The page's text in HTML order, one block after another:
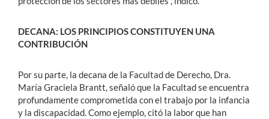
DECANA: LOS PRINCIPIOS CONSTITUYEN UNA
CONTRIBUCIÓN
Por su parte, la decana de la Facultad de Derecho, Dra.
María Graciela Brantt, señaló que la Facultad se encuentra
profundamente comprometida con el trabajo por la infancia
y la discapacidad. Como ejemplo, citó la labor que han